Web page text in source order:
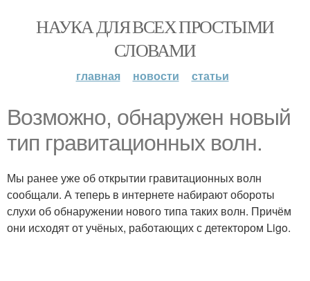
НАУКА ДЛЯ ВСЕХ ПРОСТЫМИ
СЛОВАМИ
главная новости статьи
Возможно, обнаружен новый
тип гравитационных волн.
Мы ранее уже об открытии гравитационных волн
сообщали. А теперь в интернете набирают обороты
слухи об обнаружении нового типа таких волн. Причём
они исходят от учёных, работающих с детектором Ligo.